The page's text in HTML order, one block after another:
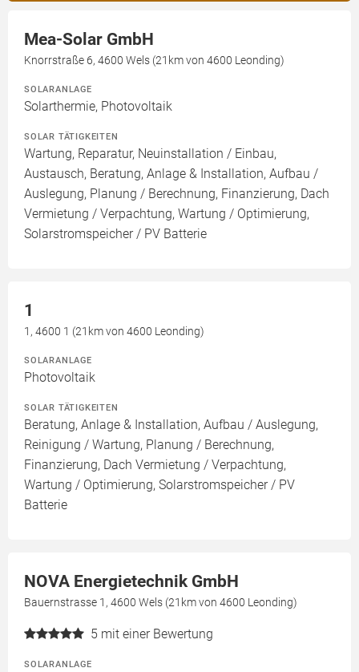
Mea-Solar GmbH
Knorrstraße 6, 4600 Wels (21km von 4600 Leonding)
SOLARANLAGE
Solarthermie, Photovoltaik
SOLAR TÄTIGKEITEN
Wartung, Reparatur, Neuinstallation / Einbau,
Austausch, Beratung, Anlage & Installation, Aufbau /
Auslegung, Planung / Berechnung, Finanzierung, Dach
Vermietung / Verpachtung, Wartung / Optimierung,
Solarstromspeicher / PV Batterie
1
1, 4600 1 (21km von 4600 Leonding)
SOLARANLAGE
Photovoltaik
SOLAR TÄTIGKEITEN
Beratung, Anlage & Installation, Aufbau / Auslegung,
Reinigung / Wartung, Planung / Berechnung,
Finanzierung, Dach Vermietung / Verpachtung,
Wartung / Optimierung, Solarstromspeicher / PV
Batterie
NOVA Energietechnik GmbH
Bauernstrasse 1, 4600 Wels (21km von 4600 Leonding)
5 mit einer Bewertung
SOLARANLAGE